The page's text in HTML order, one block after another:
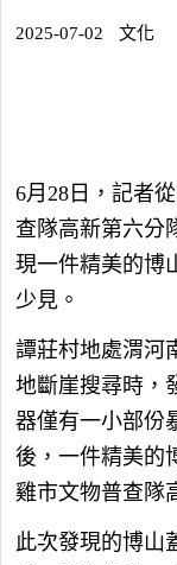
2025-07-02 文化
6月28日，記者
查隊高新第六分
現一件精美的博
少見。
譚莊村地處渭河
地斷崖搜尋時，
器僅有一小部份
後，一件精美的
雞市文物普查隊
此次發現的博山